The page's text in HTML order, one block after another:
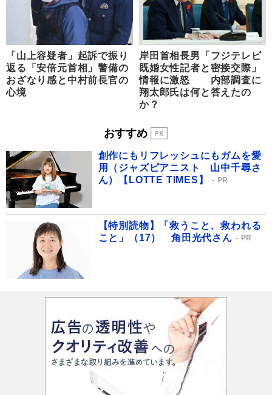
「山上容疑者」起訴で振り
返る「安倍元首相」警備の
おざなり感と中村前長官の
心境
岸田首相長男「フジテレビ
既婚女性記者と密接交際」
情報に激怒 内部調査に
翔太郎氏は何と答えたの
か？
おすすめ
創作にもリフレッシュにもガムを愛
用（ジャズピアニスト 山中千尋さ
ん）【LOTTE TIMES】
PR
【特別読物】「救うこと、救われる
こと」（17） 角田光代さん
PR